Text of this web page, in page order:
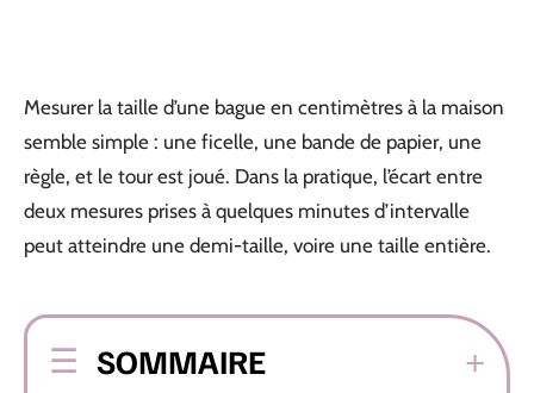
Mesurer la taille d’une bague en centimètres à la maison
semble simple : une ficelle, une bande de papier, une
règle, et le tour est joué. Dans la pratique, l’écart entre
deux mesures prises à quelques minutes d’intervalle
peut atteindre une demi-taille, voire une taille entière.
SOMMAIRE